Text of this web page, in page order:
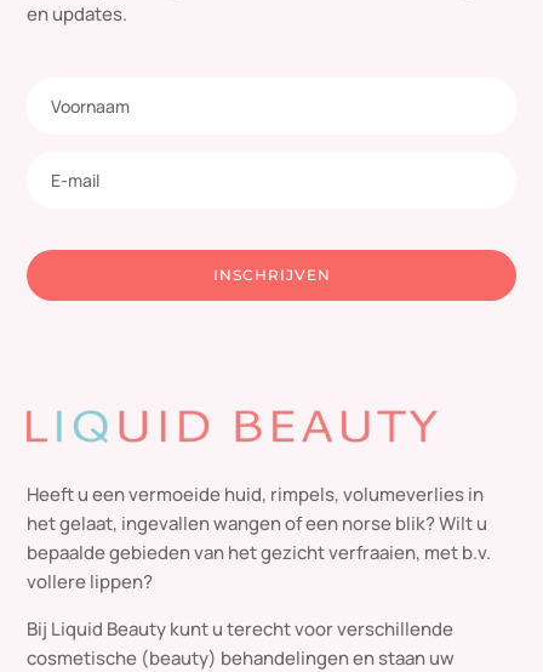
en updates.
INSCHRIJVEN
Heeft u een vermoeide huid, rimpels, volumeverlies in
het gelaat, ingevallen wangen of een norse blik? Wilt u
bepaalde gebieden van het gezicht verfraaien, met b.v.
vollere lippen?
Bij Liquid Beauty kunt u terecht voor verschillende
cosmetische (beauty) behandelingen en staan uw